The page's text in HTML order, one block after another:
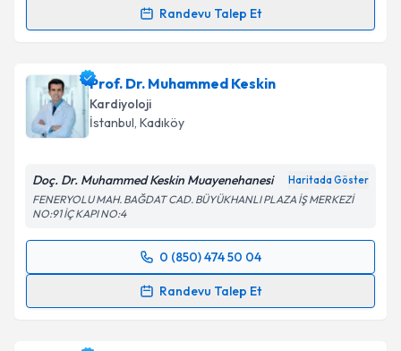
Randevu Talep Et
için bir takvim hazırlandığında e-posta ile
bilgilendireceğiz.
E-posta Adresiniz
Metni'ni okudum ve kişisel verilerimin belirtilen
kapsamda işlenmesini kabul ediyorum.
Prof. Dr. Muhammed Keskin
Kardiyoloji
İstanbul, Kadıköy
Doç. Dr. Muhammed Keskin Muayenehanesi Haritada Göster
FENERYOLU MAH. BAĞDAT CAD. BÜYÜKHANLI PLAZA İŞ MERKEZİ
NO:91 İÇ KAPI NO:4
0 (850) 474 50 04
Randevu Talep Et
Randevu Takvimi Talebi